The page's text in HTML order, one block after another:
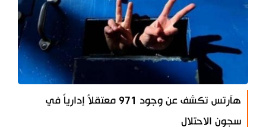
هآرتس تكشف عن وجود 971 معتقلاً إدارياً في
سجون الاحتلال